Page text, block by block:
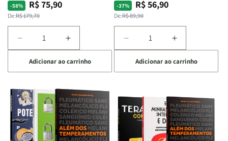
-58%
Preço
normal
De:R$ 179,70
Preço
promocional
R$ 75,90
Diminuir
a
quantidade
de
Raizes
da
Alma
|
O
Aumentar
a
quantidade
de
Raizes
da
Alma
|
O
Adicionar ao carrinho
-37%
Preço
normal
De:R$ 89,90
Preço
promocional
R$ 56,90
Diminuir
a
quantidade
de
Quarto
de
Guerra
Livro
Aumentar
a
quantidade
de
Quarto
de
Guerra
|
Livro
Adicionar ao carrinho